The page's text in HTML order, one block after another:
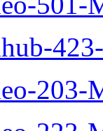
203-